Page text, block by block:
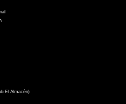
El Almacén)